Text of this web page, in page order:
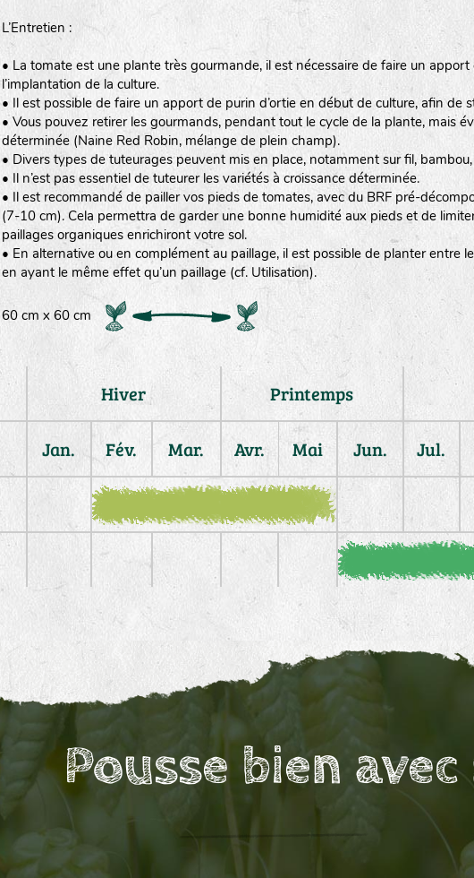
L’Entretien :
• La tomate est une plante très gourmande, il est nécessaire de faire un
l’implantation de la culture.
• Il est possible de faire un apport de purin d’ortie en début de culture, afin de
• Vous pouvez retirer les gourmands, pendant tout le cycle de la plante, mais
déterminée (Naine Red Robin, mélange de plein champ).
• Divers types de tuteurages peuvent mis en place, notamment sur fil,
• Il n’est pas essentiel de tuteurer les variétés à croissance déterminée.
• Il est recommandé de pailler vos pieds de tomates, avec du BRF pré-
(7-10 cm). Cela permettra de garder une bonne humidité aux pieds et de
paillages organiques enrichiront votre sol.
• En alternative ou en complément au paillage, il est possible de planter entre
en ayant le même effet qu’un paillage (cf. Utilisation).
60 cm x 60 cm
Hiver Printemps
Jan. Fév. Mar. Avr. Mai Jun. Jul.
Pousse bien avec